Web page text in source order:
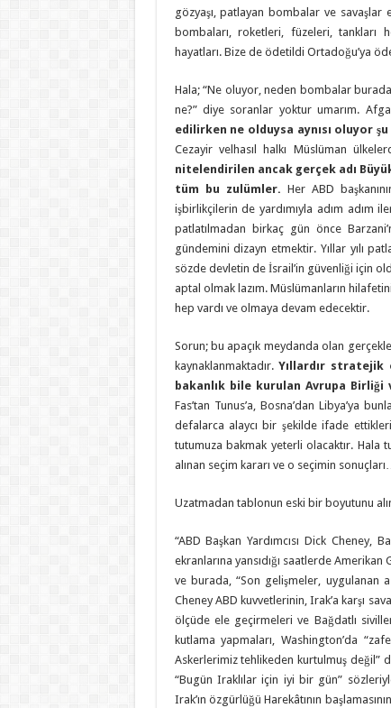
gözyaşı, patlayan bombalar ve savaşlar
bombaları, roketleri, füzeleri,
hayatları. Bize de ödetildi Ortadoğu’ya
Hala; “Ne oluyor, neden bombalar
ne?” diye soranlar yoktur umarım.
edilirken ne olduysa aynısı oluyor şu
Cezayir velhasıl halkı Müslüman
nitelendirilen ancak gerçek adı
tüm bu zulümler. Her ABD
işbirlikçilerin de yardımıyla adım adım
patlatılmadan birkaç gün önce
gündemini dizayn etmektir. Yıllar yılı
sözde devletin de İsrail’in güvenliği için
aptal olmak lazım. Müslümanların
hep vardı ve olmaya devam edecektir.
Sorun; bu apaçık meydanda olan
kaynaklanmaktadır.Yıllardır
bakanlık bile kurulan Avrupa Birliği
Fas’tan Tunus’a, Bosna’dan Libya’ya
defalarca alaycı bir şekilde ifade
tutumuza bakmak yeterli olacaktır. Hala
alınan seçim kararı ve o seçimin sonuçları…
Uzatmadan tablonun eski bir boyutunu
“ABD Başkan Yardımcısı Dick Cheney,
ekranlarına yansıdığı saatlerde Amerikan
ve burada, “Son gelişmeler, uygulanan
Cheney ABD kuvvetlerinin, Irak’a karşı
ölçüde ele geçirmeleri ve Bağdatlı
kutlama yapmaları, Washington’da
Askerlerimiz tehlikeden kurtulmuş değil”
“Bugün Iraklılar için iyi bir gün”
Irak’ın özgürlüğü Harekâtının